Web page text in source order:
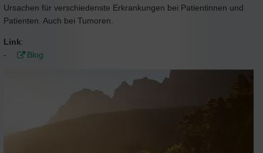
Ursachen für verschiedenste Erkrankungen bei Patientinnen und
Patienten. Auch bei Tumoren.
Link:
-
Blog